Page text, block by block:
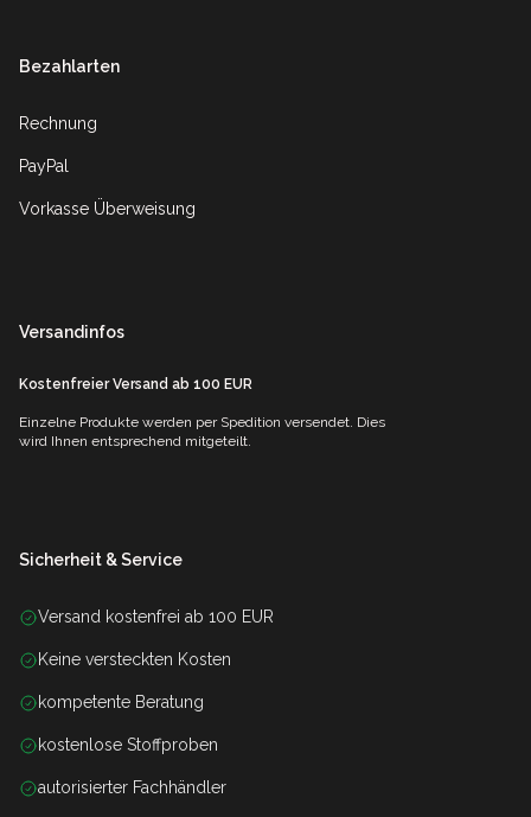
Bezahlarten
Rechnung
PayPal
Vorkasse Überweisung
Versandinfos
Kostenfreier Versand ab 100 EUR
Einzelne Produkte werden per Spedition versendet. Dies
wird Ihnen entsprechend mitgeteilt.
Sicherheit & Service
Versand kostenfrei ab 100 EUR
Keine versteckten Kosten
kompetente Beratung
kostenlose Stoffproben
autorisierter Fachhändler